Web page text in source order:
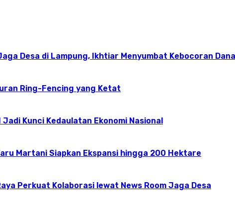
Desa di Lampung, Ikhtiar Menyumbat Kebocoran
Ring-Fencing yang Ketat
Kunci Kedaulatan Ekonomi Nasional
Martani Siapkan Ekspansi hingga 200 Hektare
Perkuat Kolaborasi lewat News Room Jaga Desa